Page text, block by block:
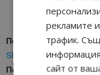
ВАЙБЪР КАНАЛА
Последвайте ни за
Showcase
Последвайте
рекламите
трафик.
сайт от